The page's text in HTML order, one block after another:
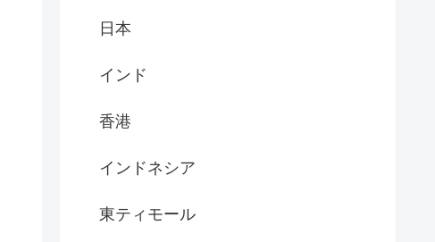
日本
インド
香港
インドネシア
東ティモール